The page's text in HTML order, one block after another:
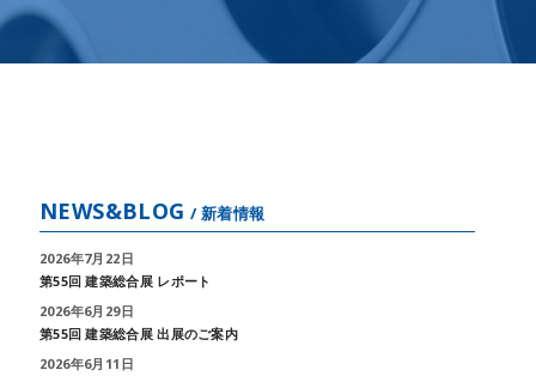
NEWS&BLOG / 新着情報
2026年7月22日
第55回 建築総合展 レポート
2026年6月29日
第55回 建築総合展 出展のご案内
2026年6月11日